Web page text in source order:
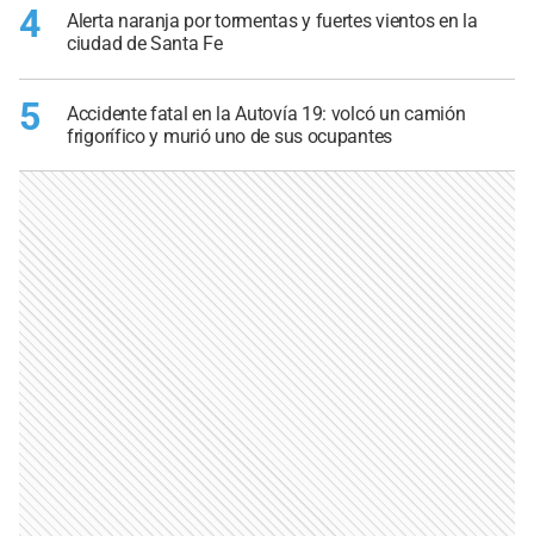
4
Alerta naranja por tormentas y fuertes vientos en la
ciudad de Santa Fe
5
Accidente fatal en la Autovía 19: volcó un camión
frigorífico y murió uno de sus ocupantes